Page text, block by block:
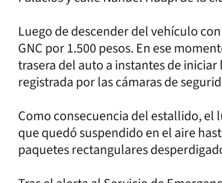
Luego de descender del vehículo
GNC por 1.500 pesos. En ese
trasera del auto a instantes de
registrada por las cámaras de
Como consecuencia del estallido,
que quedó suspendido en el aire
paquetes rectangulares